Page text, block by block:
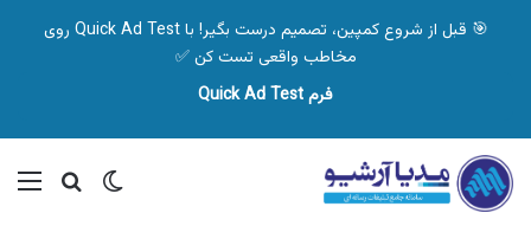
🎯 قبل از شروع کمپین، تصمیم درست بگیر! با Quick Ad Test روی
مخاطب واقعی تست کن ✅
فرم Quick Ad Test
تغییر پوسته